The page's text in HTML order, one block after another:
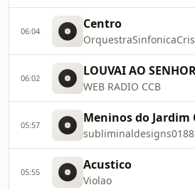
06:04 Centro
06:02 LOUVAI AO
WEB RADIO CCB
05:57 Meninos do Jardim
subliminaldesigns0188
05:55 Acustico
Violao